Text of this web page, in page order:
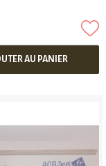
AU PANIER